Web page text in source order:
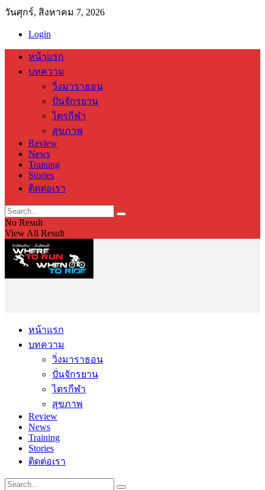
วันศุกร์, สิงหาคม 7, 2026
Login
หน้าแรก
บทความ
วิ่งมาราธอน
ปั่นจักรยาน
ไตรกีฬา
สุขภาพ
Review
News
Training
Stories
ติดต่อเรา
No Result
View All Result
หน้าแรก
บทความ
วิ่งมาราธอน
ปั่นจักรยาน
ไตรกีฬา
สุขภาพ
Review
News
Training
Stories
ติดต่อเรา